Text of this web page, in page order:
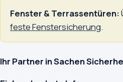
Fenster & Terrassentüren:
feste Fenstersicherung.
Ihr Partner in Sachen